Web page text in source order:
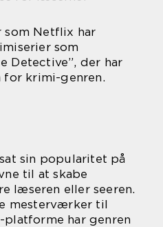
som Netflix har
som
Detective”, der har
for krimi-genren.
sin popularitet på
til at skabe
læseren eller seeren.
mesterværker til
har genren